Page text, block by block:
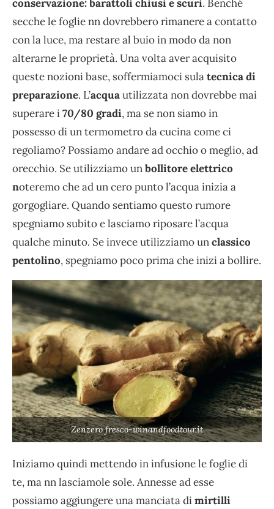
conservazione: barattoli chiusi e scuri. Benché
secche le foglie nn dovrebbero rimanere a contatto
con la luce, ma restare al buio in modo da non
alterarne le proprietà. Una volta aver acquisito
queste nozioni base, soffermiamoci sulatecnica di
preparazione. L’acquautilizzata non dovrebbe mai
superare i70/80 gradi, ma se non siamo in
possesso di un termometro da cucina come ci
regoliamo? Possiamo andare ad occhio o meglio, ad
orecchio. Se utilizziamo unbollitore elettrico
noteremo che ad un cero punto l’acqua inizia a
gorgogliare. Quando sentiamo questo rumore
spegniamo subito e lasciamo riposare l’acqua
qualche minuto. Se invece utilizziamo unclassico
pentolino, spegniamo poco prima che inizi a bollire.
Zenzero fresco-winandfoodtour.it
Iniziamo quindi mettendo in infusione le foglie di
te, ma nn lasciamole sole. Annesse ad esse
possiamo aggiungere una manciata dimirtilli